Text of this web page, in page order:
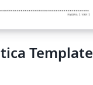
Template